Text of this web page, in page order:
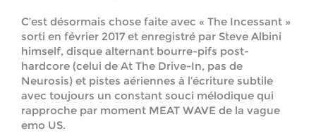
C’est désormais chose faite avec « The Incessant »
sorti en février 2017 et enregistré par Steve Albini
himself, disque alternant bourre-pifs post-
hardcore (celui de At The Drive-In, pas de
Neurosis) et pistes aériennes à l’écriture subtile
avec toujours un constant souci mélodique qui
rapproche par moment MEAT WAVE de la vague
emo US.